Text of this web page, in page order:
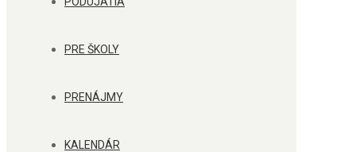
PRE ŠKOLY
PRENÁJMY
KALENDÁR